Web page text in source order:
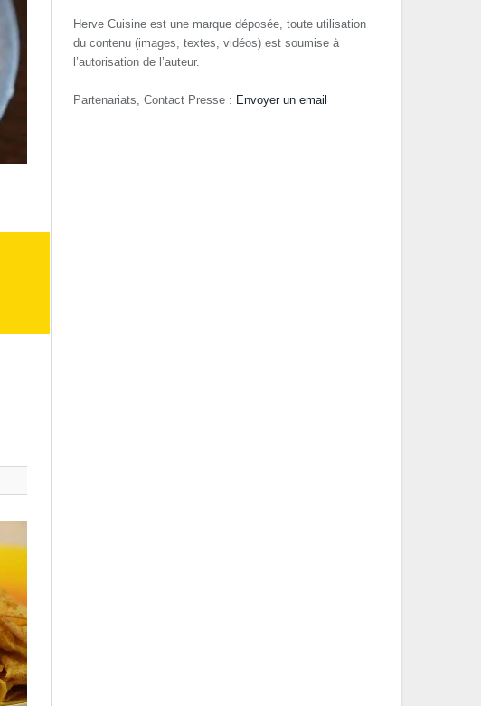
Herve Cuisine est une marque déposée, toute utilisation
du contenu (images, textes, vidéos) est soumise à
l’autorisation de l’auteur.
Partenariats, Contact Presse : Envoyer un email